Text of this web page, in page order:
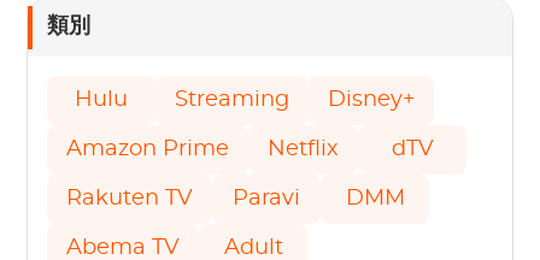
類別
Hulu Streaming Disney+
Amazon Prime Netflix dTV
Rakuten TV Paravi DMM
Abema TV Adult